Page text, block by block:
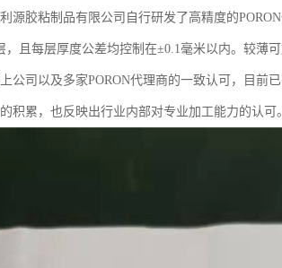
源胶粘制品有限公司自行研发了高精度的
，且每层厚度公差均控制在±0.1毫米以内。较薄
公司以及多家PORON代理商的一致认可，目前
积累，也反映出行业内部对专业加工能力的认可。